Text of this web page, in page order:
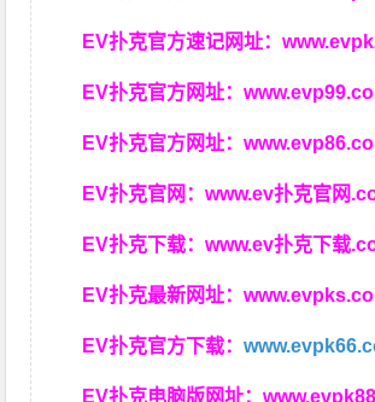
EV扑克官方速记网址：
EV扑克官方网址：
EV扑克官方网址：
EV扑克官网：www.ev扑克官网
EV扑克下载：www.ev扑克下载
EV扑克最新网址：
EV扑克官方下载：
EV扑克电脑版网址：